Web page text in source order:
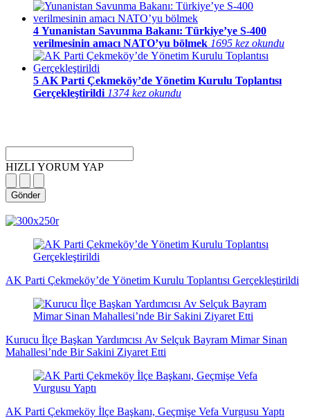
4 Yunanistan Savunma Bakanı: Türkiye’ye S-400
verilmesinin amacı NATO’yu bölmek 1695 kez okundu
5 AK Parti Çekmeköy’de Yönetim Kurulu Toplantısı
Gerçekleştirildi 1374 kez okundu
HIZLI YORUM YAP
Gönder
haberleri
haberleri
haberleri
dakika
haberleri
dakika
haberleri
dakika
haberleri
haberler
haberler
haberleri
haberleri
haberleri
AK Parti Çekmeköy’de Yönetim Kurulu Toplantısı Gerçekleştirildi
Kurucu İlçe Başkan Yardımcısı Av Selçuk Bayram Mimar Sinan
Mahallesi’nde Bir Sakini Ziyaret Etti
AK Parti Çekmeköy İlçe Başkanı, Geçmişe Vefa Vurgusu Yaptı